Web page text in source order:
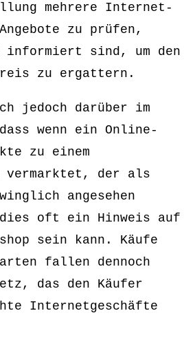
mehrere Internet-
zu prüfen,
informiert sind, um den
zu ergattern.
jedoch darüber im
wenn ein Online-
zu einem
vermarktet, der als
angesehen
dies oft ein Hinweis auf
sein kann. Käufe
fallen dennoch
das den Käufer
Internetgeschäfte